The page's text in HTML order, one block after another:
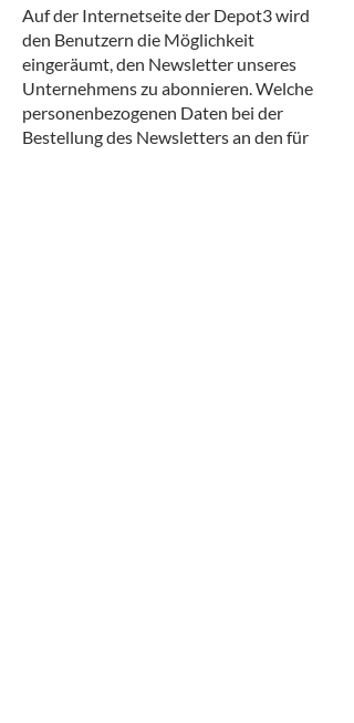
Auf der Internetseite der Depot3 wird
den Benutzern die Möglichkeit
eingeräumt, den Newsletter unseres
Unternehmens zu abonnieren. Welche
personenbezogenen Daten bei der
Bestellung des Newsletters an den für